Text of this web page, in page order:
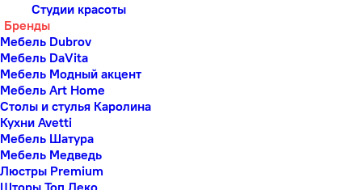
Студии красоты
Бренды
Мебель Dubrov
Мебель DaVita
Мебель Модный акцент
Мебель Art Home
Столы и стулья Каролина
Кухни Avetti
Мебель Шатура
Мебель Медведь
Люстры Premium
Шторы Топ Деко